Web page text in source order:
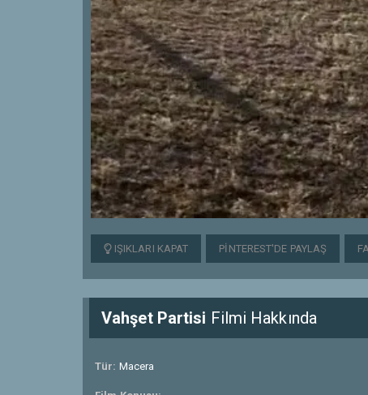
IŞIKLARI KAPAT PINTEREST'DE PAYLAŞ
Vahşet Partisi Filmi Hakkında
Tür: Macera